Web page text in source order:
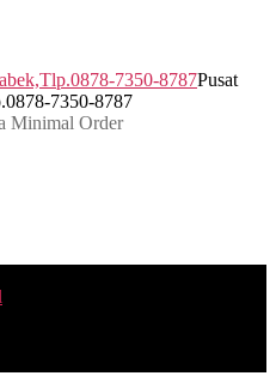
Pusat
7350-8787
Minimal Order